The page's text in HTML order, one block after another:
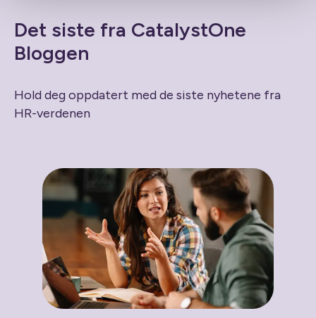
Det siste fra CatalystOne
Bloggen
Hold deg oppdatert med de siste nyhetene fra
HR-verdenen